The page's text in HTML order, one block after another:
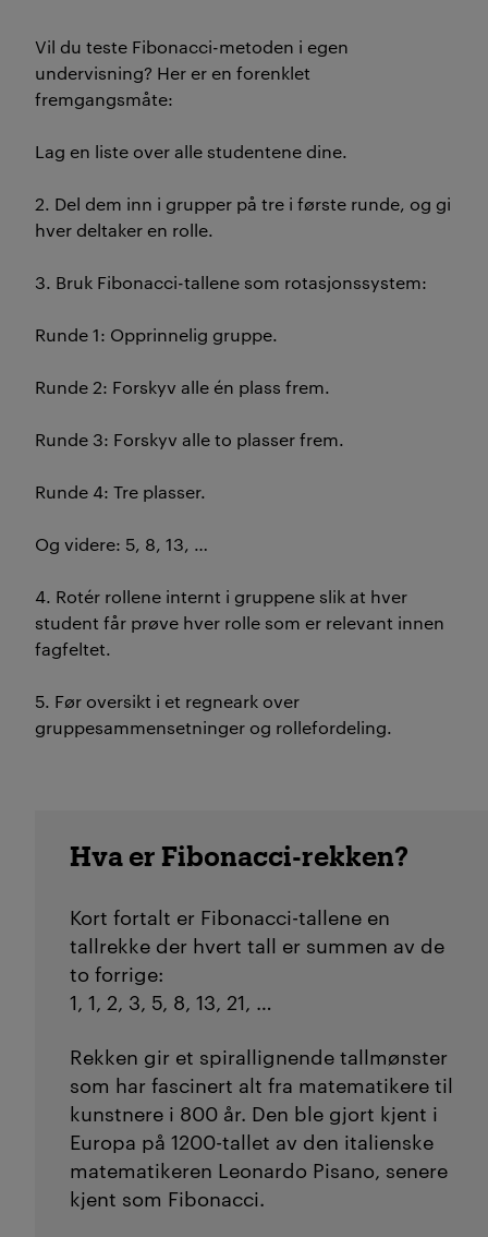
Vil du teste Fibonacci-metoden i egen
undervisning? Her er en forenklet
fremgangsmåte:
Lag en liste over alle studentene dine.
2. Del dem inn i grupper på tre i første runde, og gi
hver deltaker en rolle.
3. Bruk Fibonacci-tallene som rotasjonssystem:
Runde 1: Opprinnelig gruppe.
Runde 2: Forskyv alle én plass frem.
Runde 3: Forskyv alle to plasserfrem.
Runde 4: Tre plasser.
Og videre: 5, 8, 13, …
4. Rotér rollene internt i gruppene slik at hver
student får prøve hver rolle som er relevant innen
fagfeltet.
5. Før oversikt i et regneark over
gruppesammensetninger og rollefordeling.
Hva er Fibonacci-rekken?
Kort fortalt er Fibonacci-tallene en
tallrekke der hvert tall er summen av de
to forrige:
1, 1, 2, 3, 5, 8, 13, 21, …
Rekken gir et spirallignende tallmønster
som har fascinert alt fra matematikere til
kunstnere i 800 år. Den ble gjort kjent i
Europa på 1200-tallet av den italienske
matematikeren Leonardo Pisano, senere
kjent som Fibonacci.